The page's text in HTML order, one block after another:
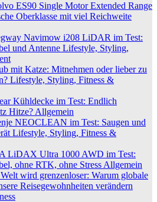
ES90 Single Motor Extended Range
Oberklasse mit viel Reichweite
Navimow i208 LiDAR im Test:
und Antenne Lifestyle, Styling,
mit Katze: Mitnehmen oder lieber zu
Lifestyle, Styling, Fitness &
Kühldecke im Test: Endlich
Hitze? Allgemein
NEOCLEAN im Test: Saugen und
Lifestyle, Styling, Fitness &
LiDAX Ultra 1000 AWD im Test:
ohne RTK, ohne Stress Allgemein
wird grenzenloser: Warum globale
Reisegewohnheiten verändern